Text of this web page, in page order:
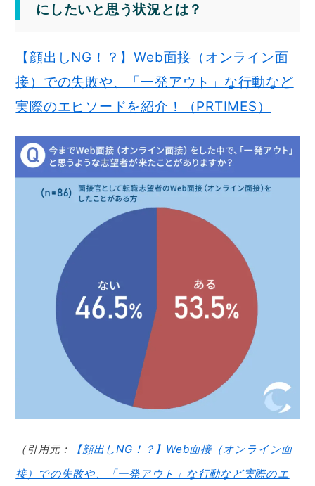
にしたいと思う状況とは？
【顔出しNG！？】Web面接（オンライン面
接）での失敗や、「一発アウト」な行動など
実際のエピソードを紹介！（PRTIMES）
（引用元：
【顔出しNG！？】Web面接（オンライン面
接）での失敗や、「一発アウト」な行動など実際のエ